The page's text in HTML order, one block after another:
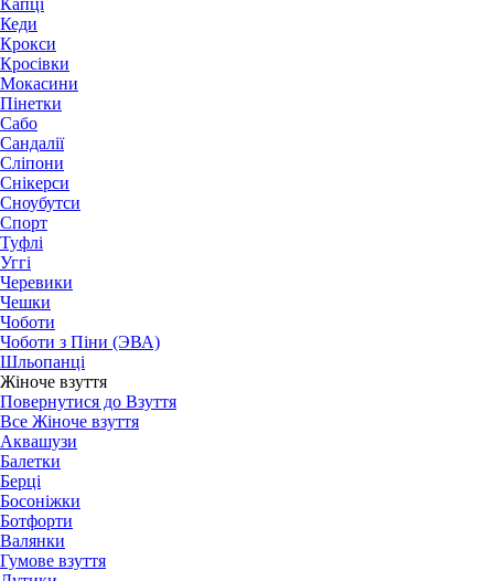
Капці
Кеди
Крокси
Кросівки
Мокасини
Пінетки
Сабо
Сандалії
Сліпони
Снікерси
Сноубутси
Спорт
Туфлі
Уггі
Черевики
Чешки
Чоботи
Чоботи з Піни (ЭВА)
Шльопанці
Жіноче взуття
Повернутися до Взуття
Все Жіноче взуття
Аквашузи
Балетки
Берці
Босоніжки
Ботфорти
Валянки
Гумове взуття